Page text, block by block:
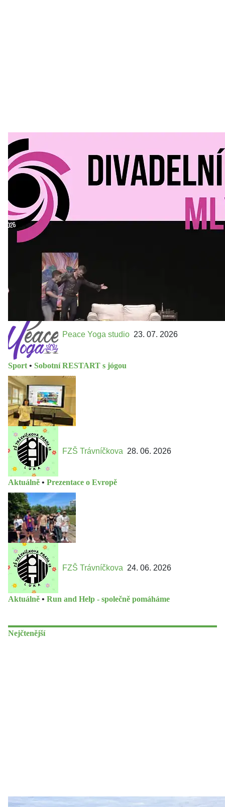
Divadelní Mlýn 30. 07. 2026
Kultura a volný čas
Divadelní mlýn. 15. až 18. října KD
MLEJN. Vstupenky již v prodeji.
Přijďte na přátelský festival divadla a inspirace 15. až 18.
října 2026 Vstupenky již v prodeji na GOOUT -
https://divadelnimlyn.cz/vstupenky Představ si čtyři dny
Peace Yoga studio 23. 07. 2026
Sport • Sobotní RESTART s jógou
FZŠ Trávníčkova 28. 06. 2026
Aktuálně • Prezentace o Evropě
FZŠ Trávníčkova 24. 06. 2026
Aktuálně • Run and Help - společně pomáháme
Nejčtenější